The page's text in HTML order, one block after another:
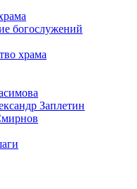
богослужений
храма
Заплетин